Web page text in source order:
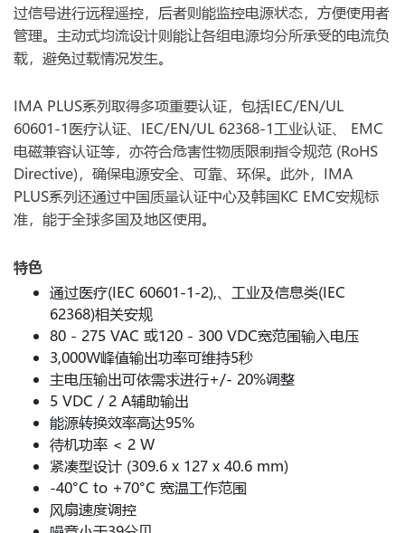
过信号进行远程遥控，后者则能监控电源状态，方便使用者
管理。主动式均流设计则能让各组电源均分所承受的电流负
载，避免过载情况发生。
IMA PLUS系列取得多项重要认证，包括IEC/EN/UL
60601-1医疗认证、IEC/EN/UL 62368-1工业认证、 EMC
电磁兼容认证等，亦符合危害性物质限制指令规范 (RoHS
Directive)，确保电源安全、可靠、环保。此外，IMA
PLUS系列还通过中国质量认证中心及韩国KC EMC安规标
准，能于全球多国及地区使用。
特色
通过医疗(IEC 60601-1-2),、工业及信息类(IEC
62368)相关安规
80 - 275 VAC 或120 - 300 VDC宽范围输入电压
3,000W峰值输出功率可维持5秒
主电压输出可依需求进行+/- 20%调整
5 VDC / 2 A辅助输出
能源转换效率高达95%
待机功率 < 2 W
紧凑型设计 (309.6 x 127 x 40.6 mm)
-40°C to +70°C 宽温工作范围
风扇速度调控